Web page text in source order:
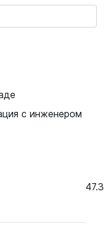
с инженером
47.3